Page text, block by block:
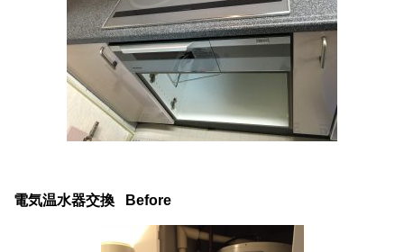
電気温水器交換 Before